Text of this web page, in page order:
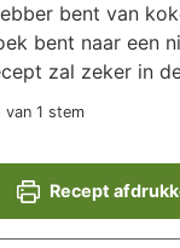
bent van
bent naar een
zal zeker in
van 1 stem
Recept